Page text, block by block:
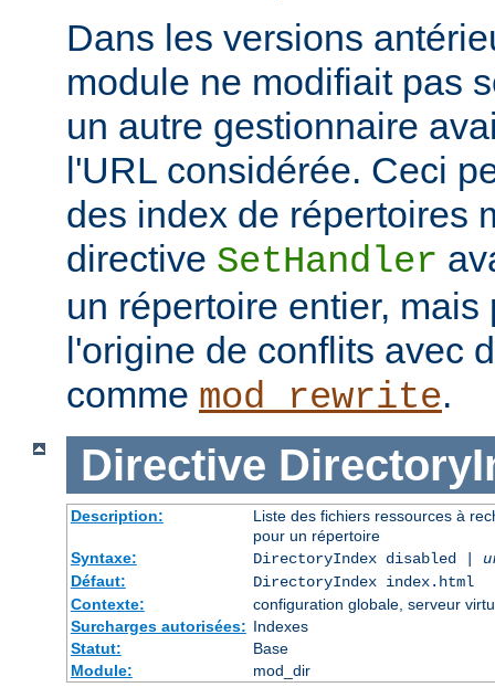
Dans les versions
module ne modifiait pas
un autre gestionnaire
l'URL considérée. Ceci
des index de répertoires
directive SetHandler
un répertoire entier,
l'origine de conflits avec
comme mod_rewrite.
Directive
Description:
Liste des fichiers ressources à
pour un répertoire
Syntaxe:
DirectoryIndex disabled |
Défaut:
DirectoryIndex index.html
Contexte:
configuration globale, serveur
Surcharges autorisées: Indexes
Statut:
Base
Module:
mod_dir